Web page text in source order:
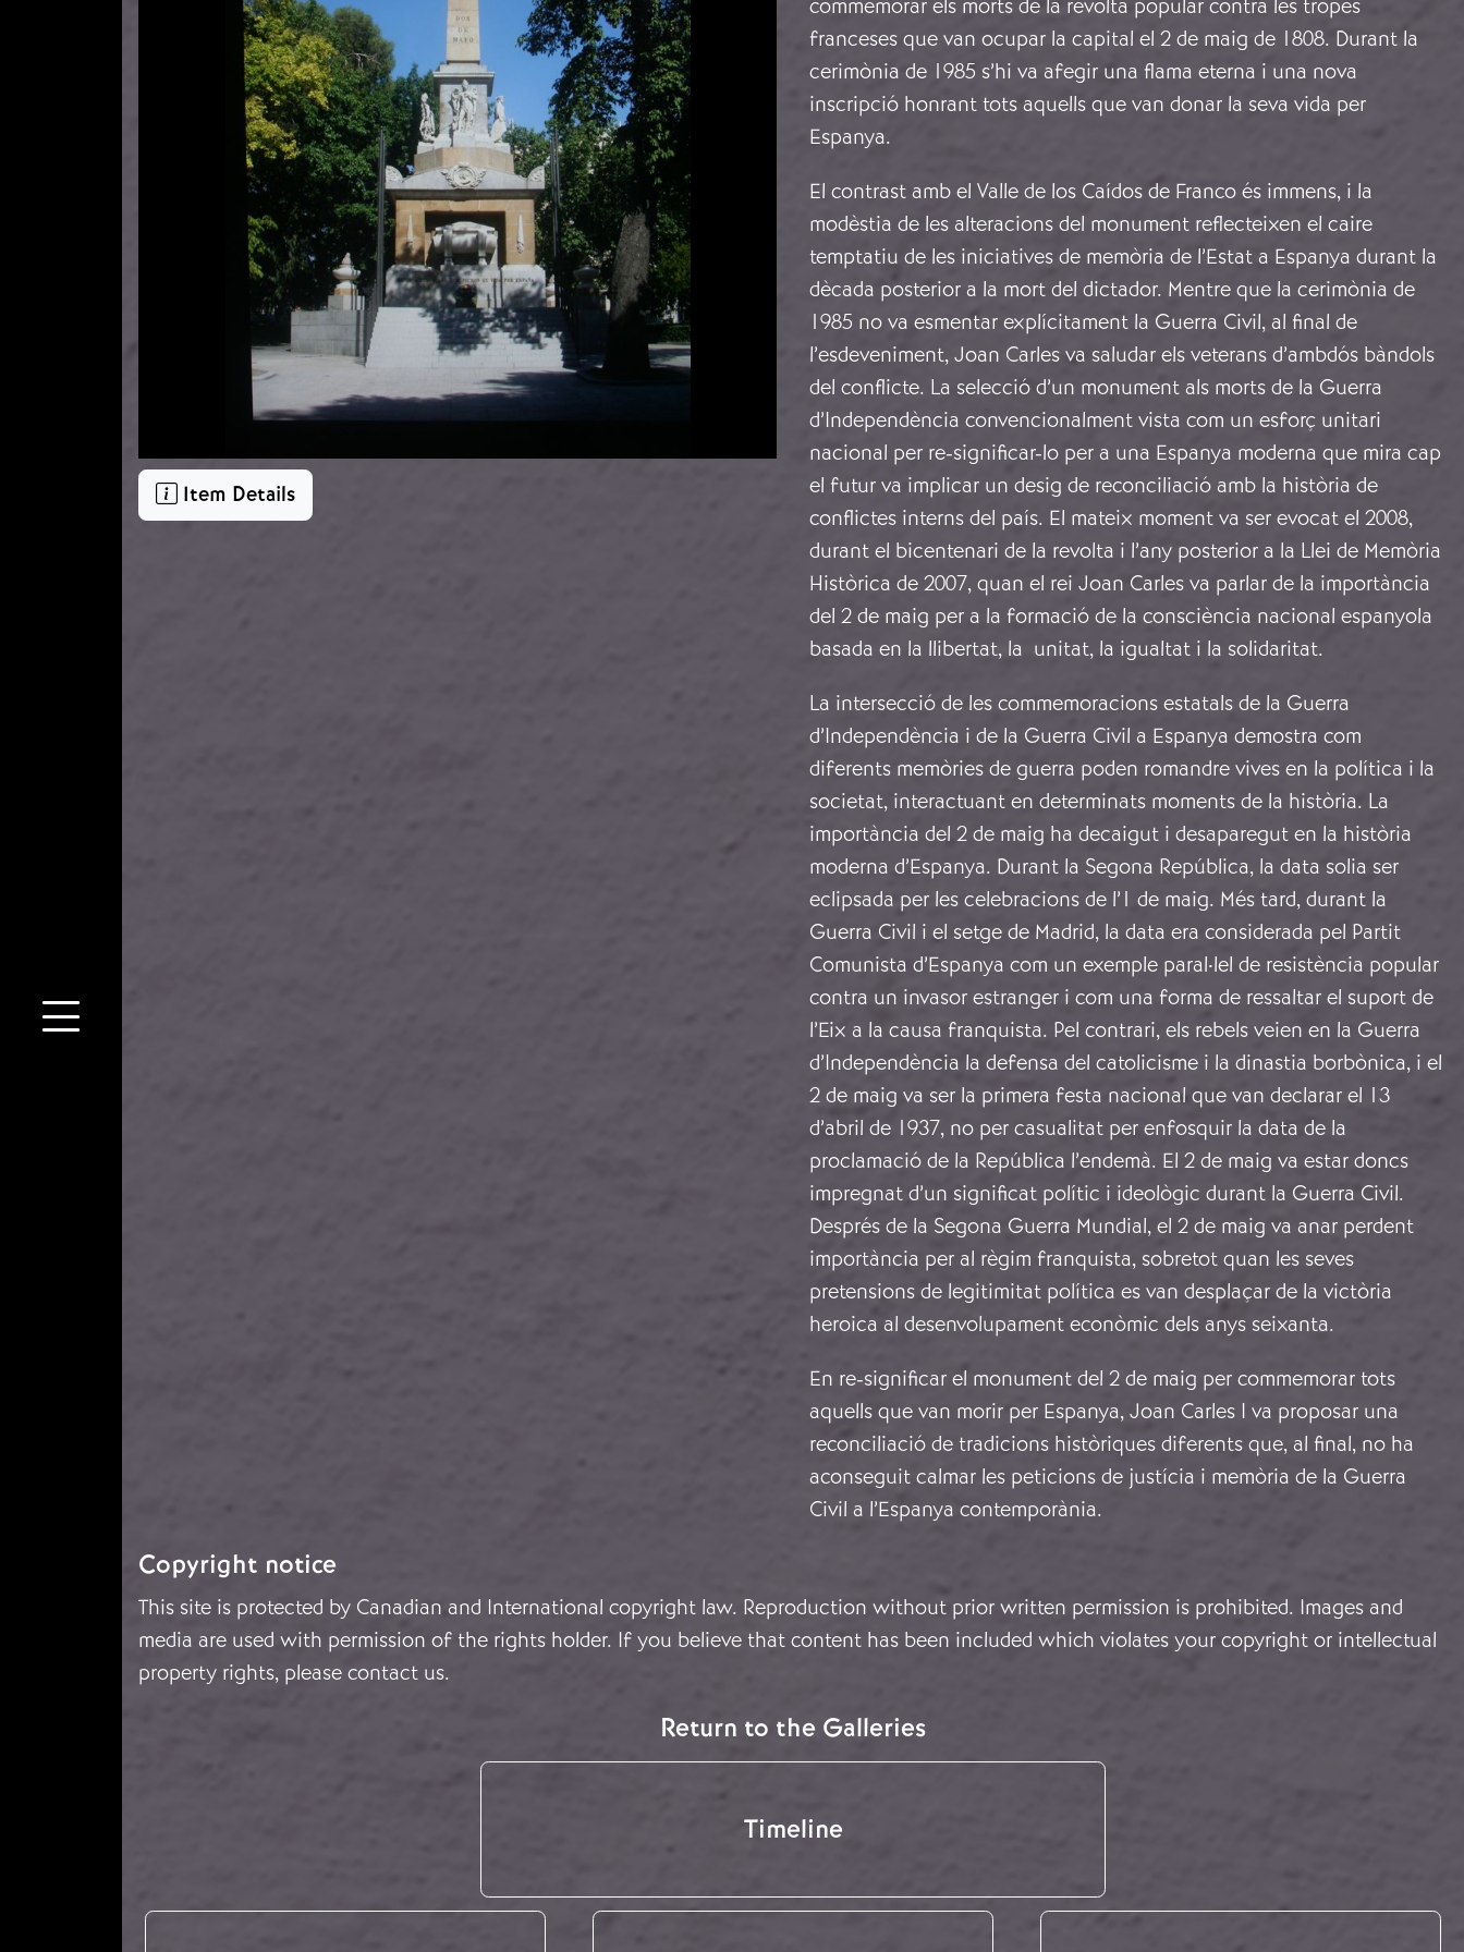
Item Details
commemorar els morts de la revolta popular contra les tropes
franceses que van ocupar la capital el 2 de maig de 1808. Durant la
cerimònia de 1985 s’hi va afegir una flama eterna i una nova
inscripció honrant tots aquells que van donar la seva vida per
Espanya.
El contrast amb el Valle de los Caídos de Franco és immens, i la
modèstia de les alteracions del monument reflecteixen el caire
temptatiu de les iniciatives de memòria de l’Estat a Espanya durant la
dècada posterior a la mort del dictador. Mentre que la cerimònia de
1985 no va esmentar explícitament la Guerra Civil, al final de
l’esdeveniment, Joan Carles va saludar els veterans d’ambdós bàndols
del conflicte. La selecció d’un monument als morts de la Guerra
d’Independència convencionalment vista com un esforç unitari
nacional per re-significar-lo per a una Espanya moderna que mira cap
el futur va implicar un desig de reconciliació amb la història de
conflictes interns del país. El mateix moment va ser evocat el 2008,
durant el bicentenari de la revolta i l’any posterior a la Llei de Memòria
Històrica de 2007, quan el rei Joan Carles va parlar de la importància
del 2 de maig per a la formació de la consciència nacional espanyola
basada en la llibertat, la unitat, la igualtat i la solidaritat.
La intersecció de les commemoracions estatals de la Guerra
d’Independència i de la Guerra Civil a Espanya demostra com
diferents memòries de guerra poden romandre vives en la política i la
societat, interactuant en determinats moments de la història. La
importància del 2 de maig ha decaigut i desaparegut en la història
moderna d’Espanya. Durant la Segona República, la data solia ser
eclipsada per les celebracions de l’1 de maig. Més tard, durant la
Guerra Civil i el setge de Madrid, la data era considerada pel Partit
Comunista d’Espanya com un exemple paral·lel de resistència popular
contra un invasor estranger i com una forma de ressaltar el suport de
l’Eix a la causa franquista. Pel contrari, els rebels veien en la Guerra
d’Independència la defensa del catolicisme i la dinastia borbònica, i el
2 de maig va ser la primera festa nacional que van declarar el 13
d’abril de 1937, no per casualitat per enfosquir la data de la
proclamació de la República l’endemà. El 2 de maig va estar doncs
impregnat d’un significat polític i ideològic durant la Guerra Civil.
Després de la Segona Guerra Mundial, el 2 de maig va anar perdent
importància per al règim franquista, sobretot quan les seves
pretensions de legitimitat política es van desplaçar de la victòria
heroica al desenvolupament econòmic dels anys seixanta.
En re-significar el monument del 2 de maig per commemorar tots
aquells que van morir per Espanya, Joan Carles I va proposar una
reconciliació de tradicions històriques diferents que, al final, no ha
aconseguit calmar les peticions de justícia i memòria de la Guerra
Civil a l’Espanya contemporània.
Copyright notice
This site is protected by Canadian and International copyright law. Reproduction without prior written permission is prohibited. Images and
media are used with permission of the rights holder. If you believe that content has been included which violates your copyright or intellectual
property rights, please contact us.
Return to the Galleries
Timeline